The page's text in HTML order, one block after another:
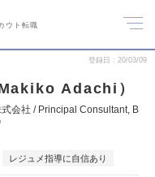
ウト転職
登録日 20/03/09
Adachi）
会社 / Principal Consultant, B
レジュメ指導に自信あり